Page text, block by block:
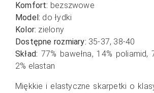
Komfort: bezszwowe
Model: do łydki
Kolor: zielony
Dostępne rozmiary: 35-37, 38-40
Skład: 77% bawełna, 14% poliamid,
2% elastan
Miękkie i elastyczne skarpetki o